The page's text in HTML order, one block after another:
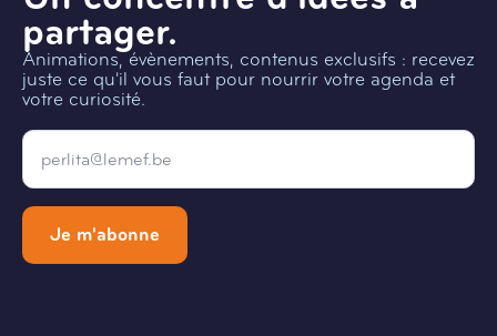
partager.
Animations, évènements, contenus exclusifs : recevez
juste ce qu'il vous faut pour nourrir votre agenda et
votre curiosité.
Email
Je m'abonne